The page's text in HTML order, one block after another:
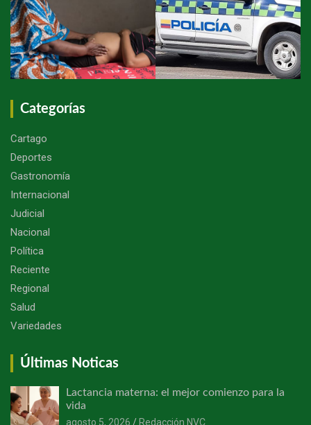
Categorías
Cartago
Deportes
Gastronomía
Internacional
Judicial
Nacional
Política
Reciente
Regional
Salud
Variedades
Últimas Noticas
Lactancia materna: el mejor comienzo para la
vida
agosto 5, 2026
Redacción NVC